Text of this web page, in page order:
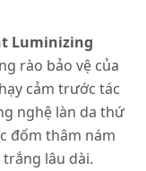
Luminizing
rào bảo vệ của
cảm trước tác
nghệ làn da thứ
đốm thâm nám
lâu dài.